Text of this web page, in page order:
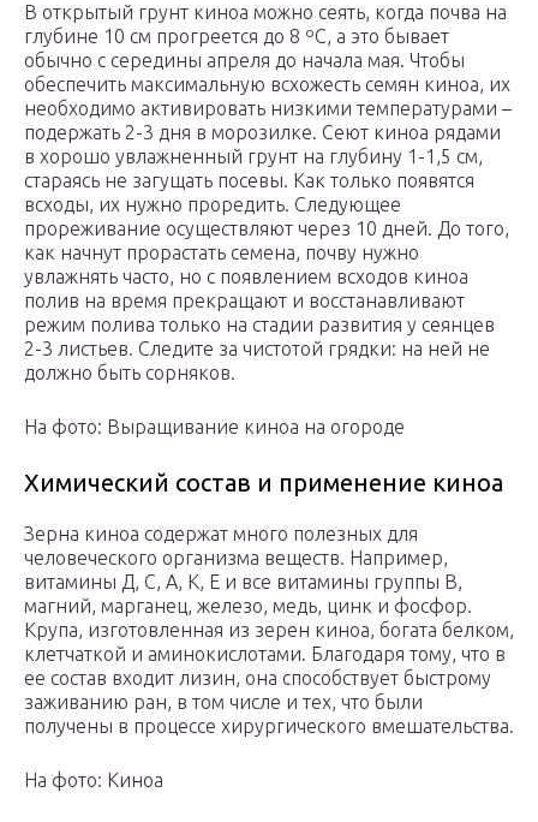
В открытый грунт киноа можно сеять, когда почва на
глубине 10 см прогреется до 8 ºC, а это бывает
обычно с середины апреля до начала мая. Чтобы
обеспечить максимальную всхожесть семян киноа, их
необходимо активировать низкими температурами –
подержать 2-3 дня в морозилке. Сеют киноа рядами
в хорошо увлажненный грунт на глубину 1-1,5 см,
стараясь не загущать посевы. Как только появятся
всходы, их нужно проредить. Следующее
прореживание осуществляют через 10 дней. До того,
как начнут прорастать семена, почву нужно
увлажнять часто, но с появлением всходов киноа
полив на время прекращают и восстанавливают
режим полива только на стадии развития у сеянцев
2-3 листьев. Следите за чистотой грядки: на ней не
должно быть сорняков.
На фото: Выращивание киноа на огороде
Химический состав и применение киноа
Зерна киноа содержат много полезных для
человеческого организма веществ. Например,
витамины Д, С, А, К, Е и все витамины группы В,
магний, марганец, железо, медь, цинк и фосфор.
Крупа, изготовленная из зерен киноа, богата белком,
клетчаткой и аминокислотами. Благодаря тому, что в
ее состав входит лизин, она способствует быстрому
заживанию ран, в том числе и тех, что были
получены в процессе хирургического вмешательства.
На фото: Киноа